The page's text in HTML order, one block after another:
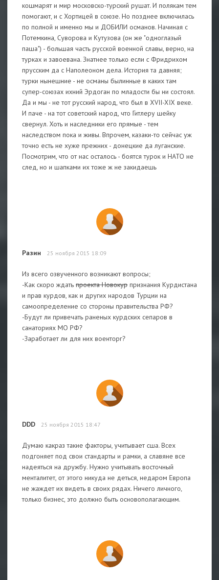
кошмарят и мир московско-турский рушат. И полякам тем
помогают, и с Хортицей в союзе. Но позднее включилась
по полной и именно мы и ДОБИЛИ османов. Начиная с
Потемкина, Суворова и Кутузова (он же "одноглазый
паша") - большая часть русской военной славы, верно, на
турках и завоевана. Знатнее только если с Фридрихом
прусским да с Наполеоном дела. История та давняя;
турки нынешние - не османы былинные в каких там
супер-союзах ихний Эрдоган по младости бы ни состоял.
Да и мы - не тот русский народ, что был в XVII-XIX веке.
И паче - на тот советский народ, что Гитлеру шейку
свернул. Хоть и наследники его прямые - тем
наследством пока и живы. Впрочем, казаки-то сейчас уж
точно есть не хуже прежних - донецкие да луганские.
Посмотрим, что от нас осталось - боятся турок и НАТО не
след, но и шапками их тоже ж не закидаешь
Разин 25 ноября 2015 18:09
Из всего озвученного возникают вопросы;
-Как скоро ждать проекта Новокур признания Курдистана
и прав курдов, как и других народов Турции на
самоопределение со стороны правительства РФ?
-Будут ли привечать раненых курдских сепаров в
санаториях МО РФ?
-Заработает ли для них военторг?
DDD 25 ноября 2015 18:47
Думаю какраз такие факторы, учитывает сша. Всех
подгоняет под свои стандарты и рамки, а славяне все
надеяться на дружбу. Нужно учитывать восточный
менталитет, от этого никуда не деться, недаром Европа
не жаждет их видеть в своих рядах. Ничего личного,
только бизнес, это должно быть основополагающим.